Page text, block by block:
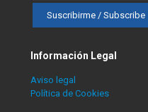
Información Legal
Aviso legal
Política de Cookies